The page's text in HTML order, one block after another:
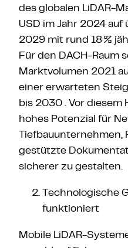
des globalen LiDAR-
USD im Jahr 2024 auf
2029 mit rund 18%
Für den DACH-Raum
Marktvolumen 2021
einer erwarteten
bis 2030 . Vor
hohes Potenzial für
Tiefbauunternehmen,
gestützte
sicherer zu gestalten.
Technologische
funktioniert
Mobile LiDAR-